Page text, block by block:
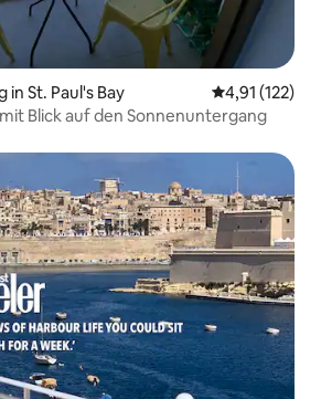
St. Paul's Bay
4,91 (122)
mit Blick auf den Sonnenuntergang